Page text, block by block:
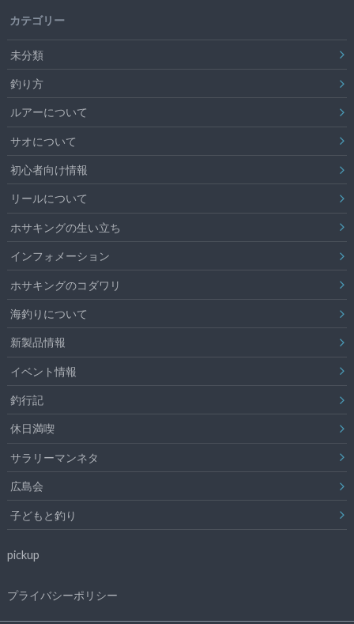
カテゴリー
未分類
釣り方
ルアーについて
サオについて
初心者向け情報
リールについて
ホサキングの生い立ち
インフォメーション
ホサキングのコダワリ
海釣りについて
新製品情報
イベント情報
釣行記
休日満喫
サラリーマンネタ
広島会
子どもと釣り
pickup
プライバシーポリシー